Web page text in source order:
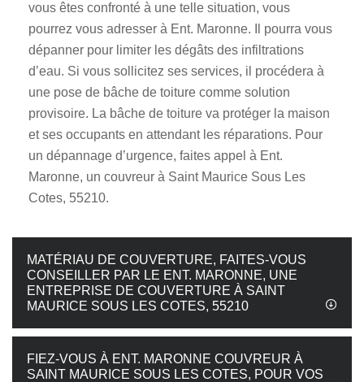
vous êtes confronté à une telle situation, vous
pourrez vous adresser à Ent. Maronne. Il pourra vous
dépanner pour limiter les dégâts des infiltrations
d’eau. Si vous sollicitez ses services, il procédera à
une pose de bâche de toiture comme solution
provisoire. La bâche de toiture va protéger la maison
et ses occupants en attendant les réparations. Pour
un dépannage d’urgence, faites appel à Ent.
Maronne, un couvreur à Saint Maurice Sous Les
Cotes, 55210.
MATÉRIAU DE COUVERTURE, FAITES-VOUS
CONSEILLER PAR LE ENT. MARONNE, UNE
ENTREPRISE DE COUVERTURE À SAINT
MAURICE SOUS LES COTES, 55210
FIEZ-VOUS À ENT. MARONNE COUVREUR À
SAINT MAURICE SOUS LES COTES, POUR VOS